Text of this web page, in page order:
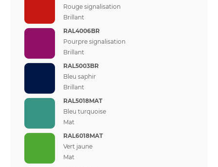
Rouge signalisation
Brillant
RAL4006BR
Pourpre signalisation
Brillant
RAL5003BR
Bleu saphir
Brillant
RAL5018MAT
Bleu turquoise
Mat
RAL6018MAT
Vert jaune
Mat